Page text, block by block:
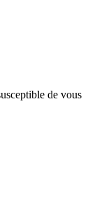
de vous